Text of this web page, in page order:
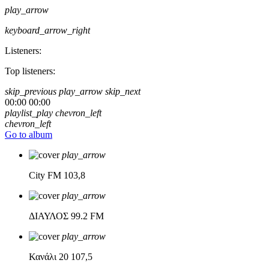
play_arrow
keyboard_arrow_right
Listeners:
Top listeners:
skip_previous play_arrow skip_next
00:00 00:00
playlist_play chevron_left
chevron_left
Go to album
play_arrow
City FM 103,8
play_arrow
ΔΙΑΥΛΟΣ 99.2 FM
play_arrow
Κανάλι 20 107,5